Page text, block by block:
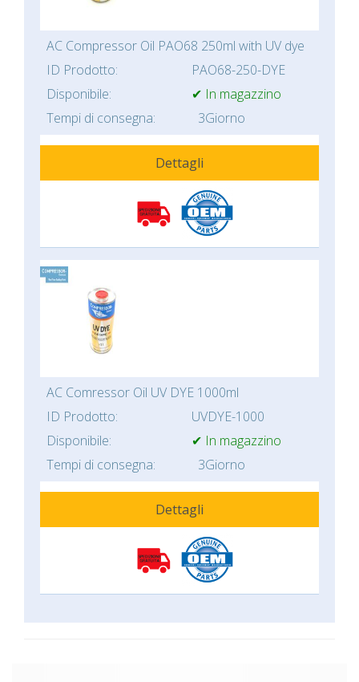
AC Compressor Oil PAO68 250ml with UV dye
ID Prodotto:
PAO68-250-DYE
Disponibile:
✔ In magazzino
Tempi di consegna:
3Giorno
Dettagli
AC Comressor Oil UV DYE 1000ml
ID Prodotto:
UVDYE-1000
Disponibile:
✔ In magazzino
Tempi di consegna:
3Giorno
Dettagli